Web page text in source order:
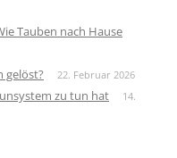
Tauben nach Hause
gelöst? 22. Februar 2026
zu tun hat
14.